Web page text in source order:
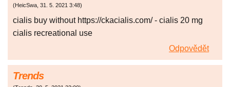
(HeicSwa, 31. 5. 2021 3:48)
cialis buy without https://ckacialis.com/ - cialis 20 mg
cialis recreational use
Odpovědět
Trends